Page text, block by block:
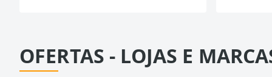
OFERTAS - LOJAS E